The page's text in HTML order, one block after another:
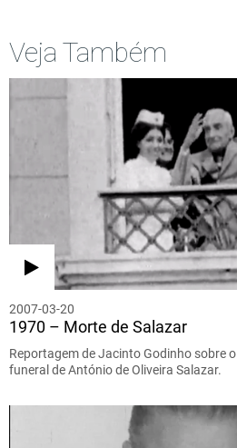
Veja Também
2007-03-20
1970 – Morte de Salazar
Reportagem de Jacinto Godinho sobre
funeral de António de Oliveira Salazar.